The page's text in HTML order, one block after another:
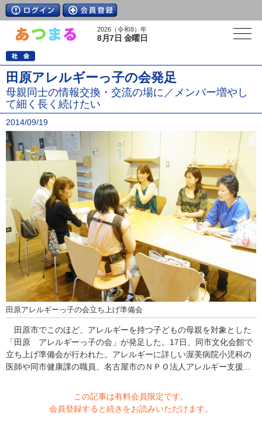
2026（令和8）年
8月7日 金曜日
田原アレルギーっ子の会発足
母親同士の情報交換・交流の場に／メンバー増やし
て細く長く続けたい
2014/09/19
田原アレルギーっ子の会立ち上げ準備会
田原市でこのほど、アレルギーを持つ子どもの母親を対象とした
「田原 アレルギーっ子の会」が発足した。17日、同市文化会館で
立ち上げ準備会が行われた。アレルギーに詳しい渥美病院小児科の
医師や同市健康課の職員、名古屋市のＮＰＯ法人アレルギー支援...
この記事は有料会員限定です。
会員登録すると続きをお読みいただけます。